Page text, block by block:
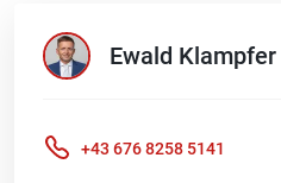
Ewald Klampfer
+43 676 8258 5141